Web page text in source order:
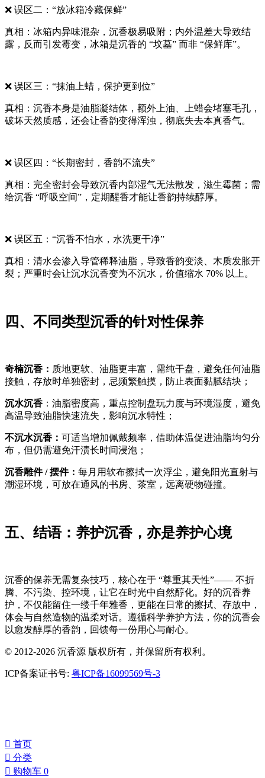
❌ 误区二：“放冰箱冷藏保鲜”
真相：冰箱内异味混杂，沉香极易吸附；内外温差大导致结
露，反而引发霉变，冰箱是沉香的 “坟墓” 而非 “保鲜库”。
❌ 误区三：“抹油上蜡，保护更到位”
真相：沉香本身是油脂凝结体，额外上油、上蜡会堵塞毛孔，
破坏天然质感，还会让香韵变得浑浊，彻底失去本真香气。
❌ 误区四：“长期密封，香韵不流失”
真相：完全密封会导致沉香内部湿气无法散发，滋生霉菌；需
给沉香 “呼吸空间”，定期醒香才能让香韵持续醇厚。
❌ 误区五：“沉香不怕水，水洗更干净”
真相：清水会渗入导管稀释油脂，导致香韵变淡、木质发胀开
裂；严重时会让沉水沉香变为不沉水，价值缩水 70% 以上。
四、不同类型沉香的针对性保养
奇楠沉香： 质地更软、油脂更丰富，需纯干盘，避免任何油脂
接触，存放时单独密封，忌频繁触摸，防止表面黏腻结块；
沉水沉香 ：油脂密度高，重点控制盘玩力度与环境湿度，避免
高温导致油脂快速流失，影响沉水特性；
不沉水沉香： 可适当增加佩戴频率，借助体温促进油脂均匀分
布，但仍需避免汗渍长时间浸泡；
沉香雕件 / 摆件： 每月用软布擦拭一次浮尘，避免阳光直射与
潮湿环境，可放在通风的书房、茶室，远离硬物碰撞。
五、结语：养护沉香，亦是养护心境
沉香的保养无需复杂技巧，核心在于 “尊重其天性”—— 不折
腾、不污染、控环境，让它在时光中自然醇化。好的沉香养
护，不仅能留住一缕千年雅香，更能在日常的擦拭、存放中，
体会与自然造物的温柔对话。遵循科学养护方法，你的沉香会
以愈发醇厚的香韵，回馈每一份用心与耐心。
© 2012-2026 沉香源 版权所有，并保留所有权利。
ICP备案证书号: 粤ICP备16099569号-3
󰀁 首页
󰀂 分类
󰀄 购物车 0